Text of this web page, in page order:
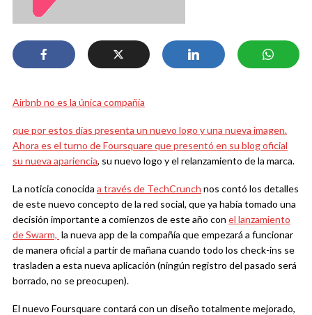
Airbnb no es la única compañía
que por estos días presenta un nuevo logo y una nueva imagen.
Ahora es el turno de Foursquare que presentó en su blog oficial
su nueva apariencia, su nuevo logo y el relanzamiento de la marca.
La noticia conocida a través de TechCrunch nos contó los detalles
de este nuevo concepto de la red social, que ya había tomado una
decisión importante a comienzos de este año con el lanzamiento
de Swarm, la nueva app de la compañía que empezará a funcionar
de manera oficial a partir de mañana cuando todo los check-ins se
trasladen a esta nueva aplicación (ningún registro del pasado será
borrado, no se preocupen).
El nuevo Foursquare contará con un diseño totalmente mejorado,